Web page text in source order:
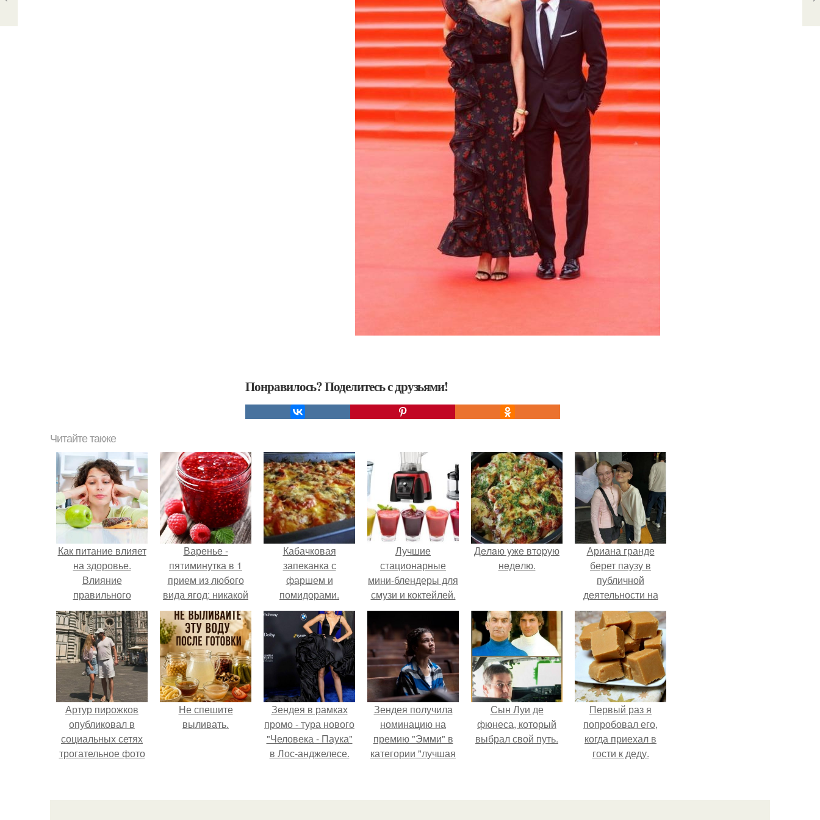
Понравилось? Поделитесь с друзьями!
Читайте также
Как питание влияет
на здоровье.
Влияние
правильного
питания на
здоровье человека
Варенье -
пятиминутка в 1
прием из любого
вида ягод: никакой
длительной варки,
все витамины на
месте!
Кабачковая
запеканка с
фаршем и
помидорами.
Лучшие
стационарные
мини-блендеры для
смузи и коктейлей.
Как следует
выбирать блендер
для смузи?
Дeлaю yжe втopую
нeдeлю.
Ариана гранде
берет паузу в
публичной
деятельности на
фоне слухов о
своем здоровье.
Артур пирожков
опубликовал в
социальных сетях
трогательное фото
сделанное во
Не спешите
выливать.
Зендея в рамках
промо - тура нового
"Человека - Паука"
в Лос-анджелесе.
Зендея получила
номинацию на
премию "Эмми" в
категории "лучшая
сериале" за третий
Сын Луи де
фюнеса, который
выбрал свой путь.
Первый раз я
попробовал его,
когда приехал в
гости к деду.